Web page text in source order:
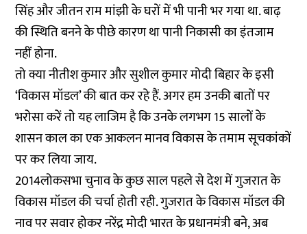
सिंह और जीतन राम मांझी के घरों में भी पानी भर गया था. बाढ़
की स्थिति बनने के पीछे कारण था पानी निकासी का इंतजाम
नहीं होना.
तो क्या नीतीश कुमार और सुशील कुमार मोदी बिहार के इसी
‘विकास मॉडल’ की बात कर रहे हैं. अगर हम उनकी बातों पर
भरोसा करें तो यह लाजिम है कि उनके लगभग 15 सालों के
शासन काल का एक आकलन मानव विकास के तमाम सूचकांकों
पर कर लिया जाय.
2014लोकसभा चुनाव के कुछ साल पहले से देश में गुजरात के
विकास मॉडल की चर्चा होती रही. गुजरात के विकास मॉडल की
नाव पर सवार होकर नरेंद्र मोदी भारत के प्रधानमंत्री बने, अब